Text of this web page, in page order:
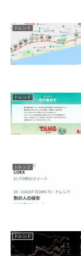
トレンド
トレンド
トレンド
トレンド